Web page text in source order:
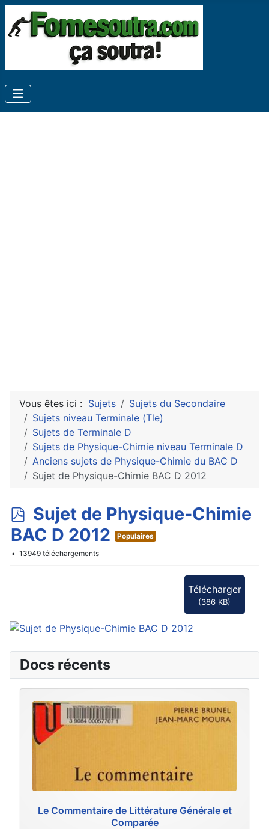
Vous êtes ici : Sujets
Sujets du Secondaire
Sujets niveau Terminale (Tle)
Sujets de Terminale D
Sujets de Physique-Chimie niveau Terminale D
Anciens sujets de Physique-Chimie du BAC D
Sujet de Physique-Chimie BAC D 2012
p
d
f
Sujet de Physique-Chimie
BAC D 2012
Populaires
13949 téléchargements
Télécharger
(386 KB)
Docs récents
Le Commentaire de Littérature Générale et
Comparée